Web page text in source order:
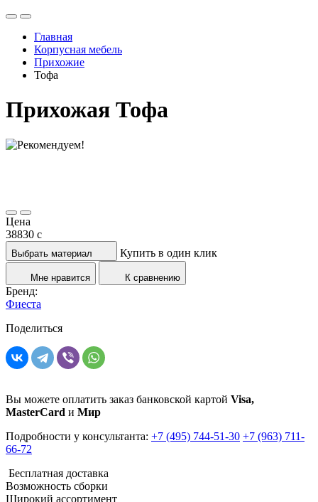
Главная
Корпусная мебель
Прихожие
Тофа
Прихожая Тофа
Цена
38830 c
Выбрать материал Купить в один клик
Мне нравится К сравнению
Бренд:
Фиеста
Поделиться
Вы можете оплатить заказ банковской картой Visa,
MasterCard и Мир
Подробности у консультанта: +7 (495) 744-51-30 +7 (963) 711-
66-72
Бесплатная доставка
Возможность сборки
Широкий ассортимент